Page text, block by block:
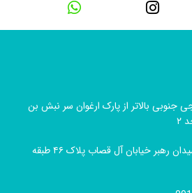
بالاتر از پارک ارغوان سر نبش بن
آدرس مطب تهرانپارس : میدان رهبر خیابان آل قصاب پلاک ۴۶ طبقه